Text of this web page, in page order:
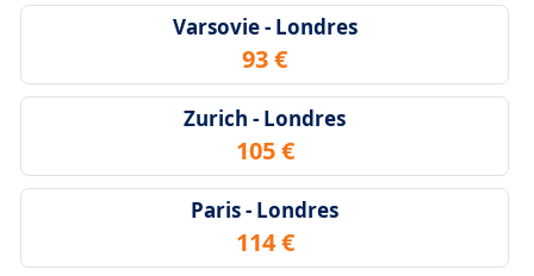
Varsovie - Londres
93 €
Zurich - Londres
105 €
Paris - Londres
114 €